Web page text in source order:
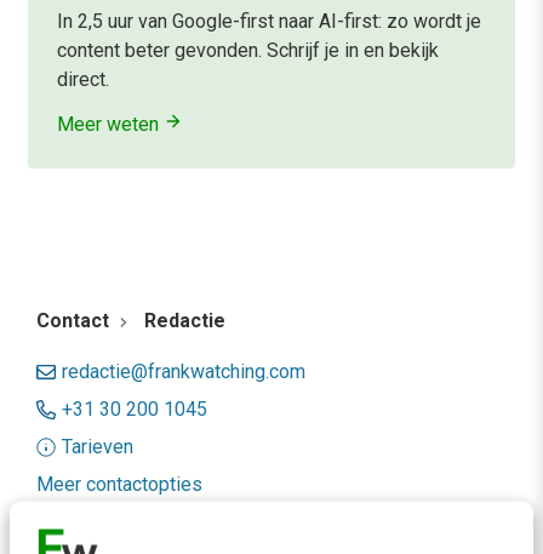
In 2,5 uur van Google-first naar AI-first: zo wordt je
content beter gevonden. Schrijf je in en bekijk
direct.
Meer weten
Contact Redactie
redactie@frankwatching.com
+31 30 200 1045
Tarieven
Meer contactopties